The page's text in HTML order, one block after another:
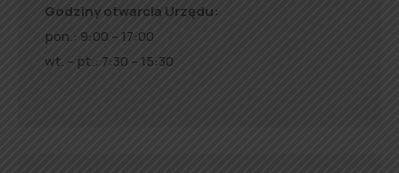
Godziny otwarcia Urzędu:
pon.: 9:00 – 17:00
wt. – pt.: 7:30 – 15:30